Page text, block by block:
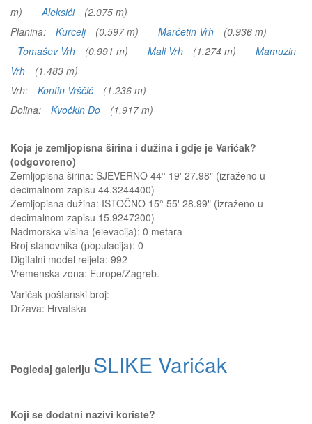
m)
Aleksići
(2.075 m)
Planina:
Kurcelj (0.597 m) Marčetin Vrh
(0.936 m)
Tomašev Vrh
(0.991 m) Mali Vrh (1.274 m)
Mamuzin
Vrh
(1.483 m)
Vrh:
Kontin Vrščić
(1.236 m)
Dolina:
Kvočkin Do (1.917 m)
Koja je zemljopisna širina i dužina i gdje je Varićak?
(odgovoreno)
Zemljopisna širina: SJEVERNO 44° 19' 27.98" (izraženo u
decimalnom zapisu 44.3244400)
Zemljopisna dužina: ISTOČNO 15° 55' 28.99" (izraženo u
decimalnom zapisu 15.9247200)
Nadmorska visina (elevacija): 0 metara
Broj stanovnika (populacija): 0
Digitalni model reljefa: 992
Vremenska zona: Europe/Zagreb.
Varićak poštanski broj:
Država: Hrvatska
Pogledaj galeriju SLIKE Varićak
Koji se dodatni nazivi koriste?